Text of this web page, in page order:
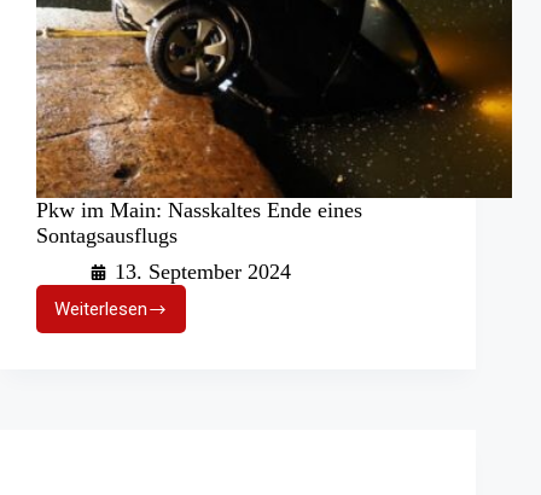
Pkw im Main: Nasskaltes Ende eines
Sontagsausflugs
13. September 2024
Weiterlesen
Pkw
im